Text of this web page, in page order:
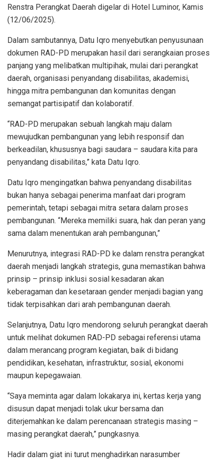
Renstra Perangkat Daerah digelar di Hotel Luminor, Kamis
(12/06/2025).
Dalam sambutannya, Datu Iqro menyebutkan penyusunaan
dokumen RAD-PD merupakan hasil dari serangkaian proses
panjang yang melibatkan multipihak, mulai dari perangkat
daerah, organisasi penyandang disabilitas, akademisi,
hingga mitra pembangunan dan komunitas dengan
semangat partisipatif dan kolaboratif.
“RAD-PD merupakan sebuah langkah maju dalam
mewujudkan pembangunan yang lebih responsif dan
berkeadilan, khususnya bagi saudara – saudara kita para
penyandang disabilitas,” kata Datu Iqro.
Datu Iqro mengingatkan bahwa penyandang disabilitas
bukan hanya sebagai penerima manfaat dari program
pemerintah, tetapi sebagai mitra setara dalam proses
pembangunan. “Mereka memiliki suara, hak dan peran yang
sama dalam menentukan arah pembangunan,”
Menurutnya, integrasi RAD-PD ke dalam renstra perangkat
daerah menjadi langkah strategis, guna memastikan bahwa
prinsip – prinsip inklusi sosial kesadaran akan
keberagaman dan kesetaraan gender menjadi bagian yang
tidak terpisahkan dari arah pembangunan daerah.
Selanjutnya, Datu Iqro mendorong seluruh perangkat daerah
untuk melihat dokumen RAD-PD sebagai referensi utama
dalam merancang program kegiatan, baik di bidang
pendidikan, kesehatan, infrastruktur, sosial, ekonomi
maupun kepegawaian.
“Saya meminta agar dalam lokakarya ini, kertas kerja yang
disusun dapat menjadi tolak ukur bersama dan
diterjemahkan ke dalam perencanaan strategis masing –
masing perangkat daerah,” pungkasnya.
Hadir dalam giat ini turut menghadirkan narasumber